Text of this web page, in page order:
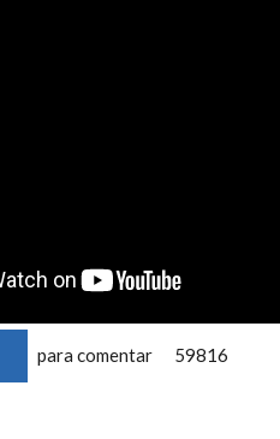
para comentar 59816